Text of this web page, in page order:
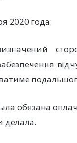
2020 года:
обязана
делала.